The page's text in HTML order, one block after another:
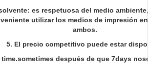
es respetuosa del medio
utilizar los medios de impresión
ambos.
5. El precio competitivo puede estar
time.sometimes después de que 7days